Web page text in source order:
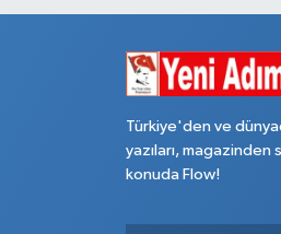
Türkiye'den ve
yazıları,
konuda Flow!